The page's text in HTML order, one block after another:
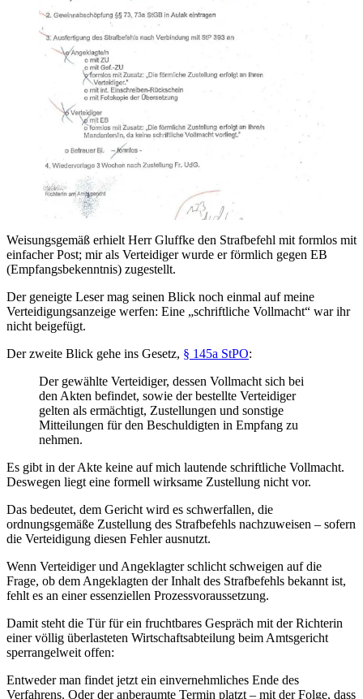
Weisungsgemäß erhielt Herr Gluffke den Strafbefehl mit formlos mit
einfacher Post; mir als Verteidiger wurde er förmlich gegen EB
(Empfangsbekenntnis) zugestellt.
Der geneigte Leser mag seinen Blick noch einmal auf meine
Verteidigungsanzeige werfen: Eine „schriftliche Vollmacht“ war ihr
nicht beigefügt.
Der zweite Blick gehe ins Gesetz, § 145a StPO:
Der gewählte Verteidiger, dessen Vollmacht sich bei
den Akten befindet, sowie der bestellte Verteidiger
gelten als ermächtigt, Zustellungen und sonstige
Mitteilungen für den Beschuldigten in Empfang zu
nehmen.
Es gibt in der Akte keine auf mich lautende schriftliche Vollmacht.
Deswegen liegt eine formell wirksame Zustellung nicht vor.
Das bedeutet, dem Gericht wird es schwerfallen, die
ordnungsgemäße Zustellung des Strafbefehls nachzuweisen – sofern
die Verteidigung diesen Fehler ausnutzt.
Wenn Verteidiger und Angeklagter schlicht schweigen auf die
Frage, ob dem Angeklagten der Inhalt des Strafbefehls bekannt ist,
fehlt es an einer essenziellen Prozessvoraussetzung.
Damit steht die Tür für ein fruchtbares Gespräch mit der Richterin
einer völlig überlasteten Wirtschaftsabteilung beim Amtsgericht
sperrangelweit offen:
Entweder man findet jetzt ein einvernehmliches Ende des
Verfahrens. Oder der anberaumte Termin platzt – mit der Folge, dass